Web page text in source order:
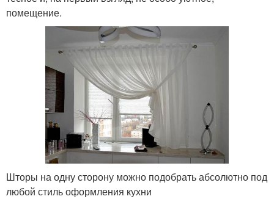
помещение.
Шторы на одну сторону можно подобрать абсолютно под
любой стиль оформления кухни